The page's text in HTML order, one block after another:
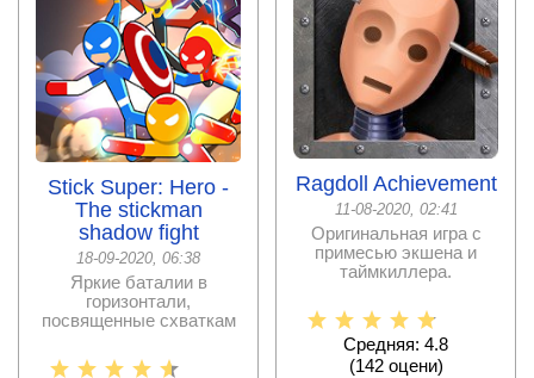
Stick Super: Hero -
The stickman
shadow fight
18-09-2020, 06:38
Яркие баталии в
горизонтали,
посвященные схваткам
компьютера и
Ragdoll Achievement
11-08-2020, 02:41
Оригинальная игра с
примесью экшена и
таймкиллера.
Средняя: 4.8
(142оцени)